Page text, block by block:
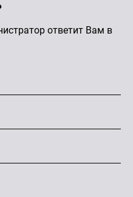
ответит Вам в